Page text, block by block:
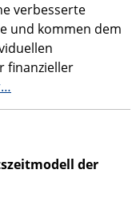
verbesserte
und kommen dem
finanzieller
der